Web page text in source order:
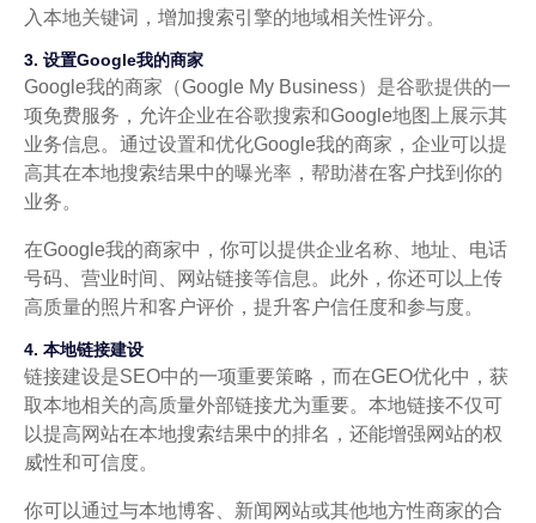
入本地关键词，增加搜索引擎的地域相关性评分。
3. 设置Google我的商家
Google我的商家（Google My Business）是谷歌提供的一
项免费服务，允许企业在谷歌搜索和Google地图上展示其
业务信息。通过设置和优化Google我的商家，企业可以提
高其在本地搜索结果中的曝光率，帮助潜在客户找到你的
业务。
在Google我的商家中，你可以提供企业名称、地址、电话
号码、营业时间、网站链接等信息。此外，你还可以上传
高质量的照片和客户评价，提升客户信任度和参与度。
4. 本地链接建设
链接建设是SEO中的一项重要策略，而在GEO优化中，获
取本地相关的高质量外部链接尤为重要。本地链接不仅可
以提高网站在本地搜索结果中的排名，还能增强网站的权
威性和可信度。
你可以通过与本地博客、新闻网站或其他地方性商家的合